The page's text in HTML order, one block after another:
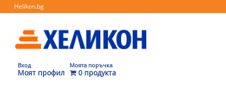
Helikon.bg
Вход
Моят профил
Моята поръчка
0 продукта